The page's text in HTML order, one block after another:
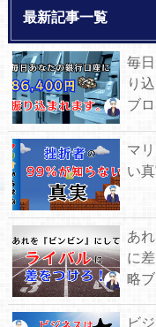
最新記事一覧
毎
り
ブロ
マ
い
あ
に
略ブ
ビ